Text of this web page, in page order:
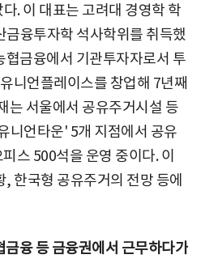
. 이 대표는 고려대 경영학 학
금융투자학 석사학위를 취득했
금융에서 기관투자자로서 투
니언플레이스를 창업해 7년째
는 서울에서 공유주거시설 등
니언타운' 5개 지점에서 공유
스 500석을 운영 중이다. 이
한국형 공유주거의 전망 등에
융 등 금융권에서 근무하다가